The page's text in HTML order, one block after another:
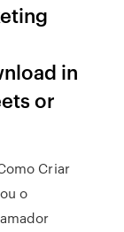
in
or
Criar
o